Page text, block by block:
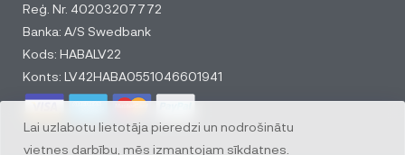
Lai uzlabotu lietotāja pieredzi un nodrošinātu
vietnes darbību, mēs izmantojam sīkdatnes.
Reģ. Nr. 40203207772
Banka: A/S Swedbank
Kods: HABALV22
Konts: LV42HABA0551046601941